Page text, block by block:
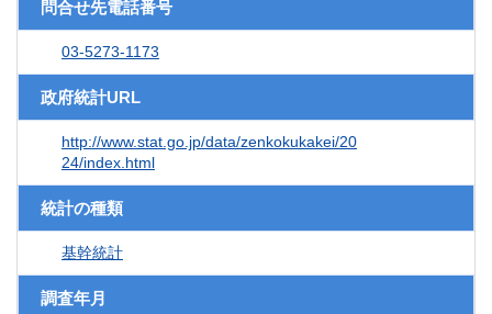
問合せ先電話番号
03-5273-1173
政府統計URL
http://www.stat.go.jp/data/zenkokukakei/20
24/index.html
統計の種類
基幹統計
調査年月